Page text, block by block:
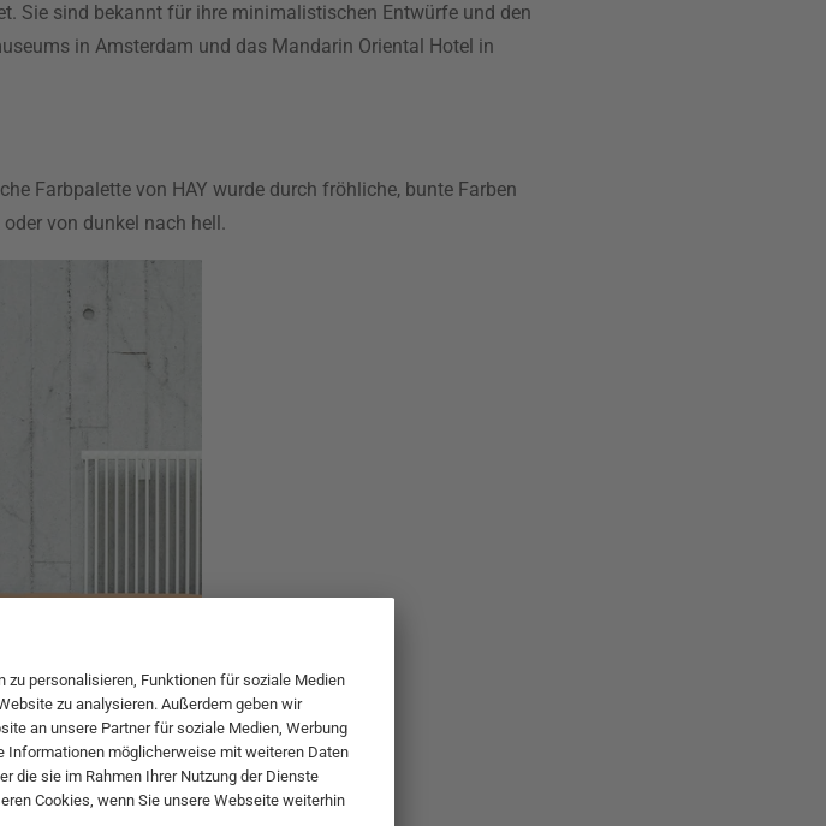
Sie sind bekannt für ihre minimalistischen Entwürfe und den
in Amsterdam und das Mandarin Oriental Hotel in
Farbpalette von HAY wurde durch fröhliche, bunte Farben
von dunkel nach hell.